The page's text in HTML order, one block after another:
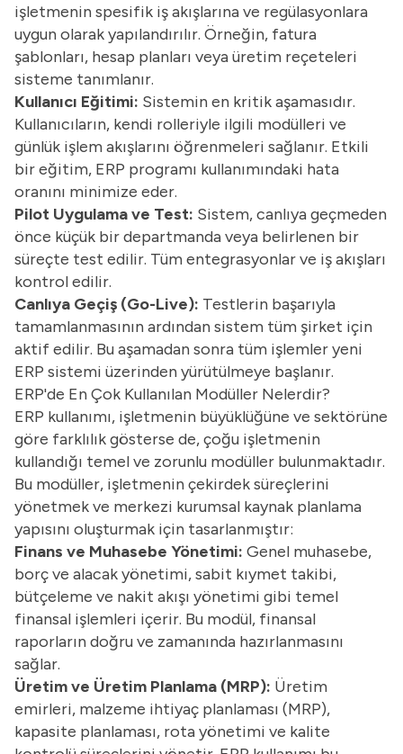
işletmenin spesifik iş akışlarına ve regülasyonlara
uygun olarak yapılandırılır. Örneğin, fatura
şablonları, hesap planları veya üretim reçeteleri
sisteme tanımlanır.
Kullanıcı Eğitimi: Sistemin en kritik aşamasıdır.
Kullanıcıların, kendi rolleriyle ilgili modülleri ve
günlük işlem akışlarını öğrenmeleri sağlanır. Etkili
bir eğitim, ERP programı kullanımındaki hata
oranını minimize eder.
Pilot Uygulama ve Test: Sistem, canlıya geçmeden
önce küçük bir departmanda veya belirlenen bir
süreçte test edilir. Tüm entegrasyonlar ve iş akışları
kontrol edilir.
Canlıya Geçiş (Go-Live): Testlerin başarıyla
tamamlanmasının ardından sistem tüm şirket için
aktif edilir. Bu aşamadan sonra tüm işlemler yeni
ERP sistemi üzerinden yürütülmeye başlanır.
ERP'de En Çok Kullanılan Modüller Nelerdir?
ERP kullanımı, işletmenin büyüklüğüne ve sektörüne
göre farklılık gösterse de, çoğu işletmenin
kullandığı temel ve zorunlu modüller bulunmaktadır.
Bu modüller, işletmenin çekirdek süreçlerini
yönetmek ve merkezi kurumsal kaynak planlama
yapısını oluşturmak için tasarlanmıştır:
Finans ve Muhasebe Yönetimi: Genel muhasebe,
borç ve alacak yönetimi, sabit kıymet takibi,
bütçeleme ve nakit akışı yönetimi gibi temel
finansal işlemleri içerir. Bu modül, finansal
raporların doğru ve zamanında hazırlanmasını
sağlar.
Üretim ve Üretim Planlama (MRP): Üretim
emirleri, malzeme ihtiyaç planlaması (MRP),
kapasite planlaması, rota yönetimi ve kalite